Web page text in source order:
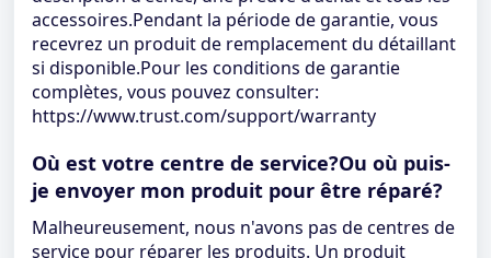
accessoires.Pendant la période de garantie, vous
recevrez un produit de remplacement du détaillant
si disponible.Pour les conditions de garantie
complètes, vous pouvez consulter:
https://www.trust.com/support/warranty
Où est votre centre de service?Ou où puis-
je envoyer mon produit pour être réparé?
Malheureusement, nous n'avons pas de centres de
service pour réparer les produits. Un produit